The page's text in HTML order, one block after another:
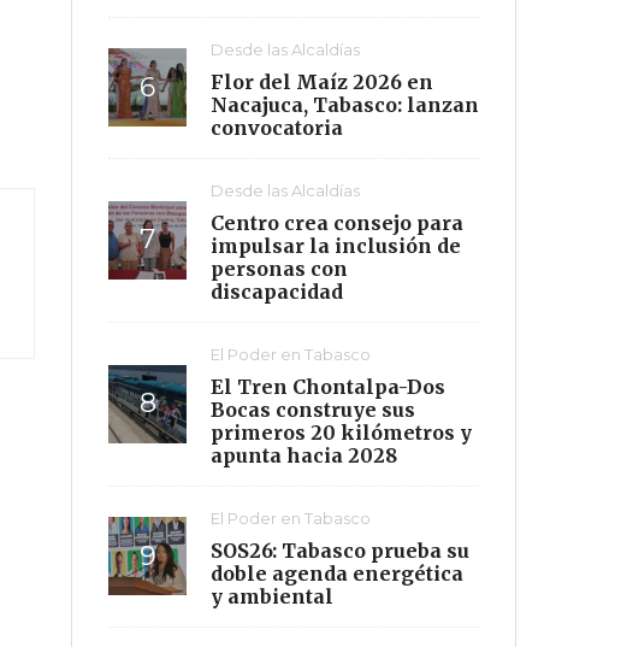
Desde las Alcaldías
Flor del Maíz 2026 en
Nacajuca, Tabasco: lanzan
convocatoria
Desde las Alcaldías
Centro crea consejo para
impulsar la inclusión de
personas con
discapacidad
El Poder en Tabasco
El Tren Chontalpa-Dos
Bocas construye sus
primeros 20 kilómetros y
apunta hacia 2028
El Poder en Tabasco
SOS26: Tabasco prueba su
doble agenda energética
y ambiental